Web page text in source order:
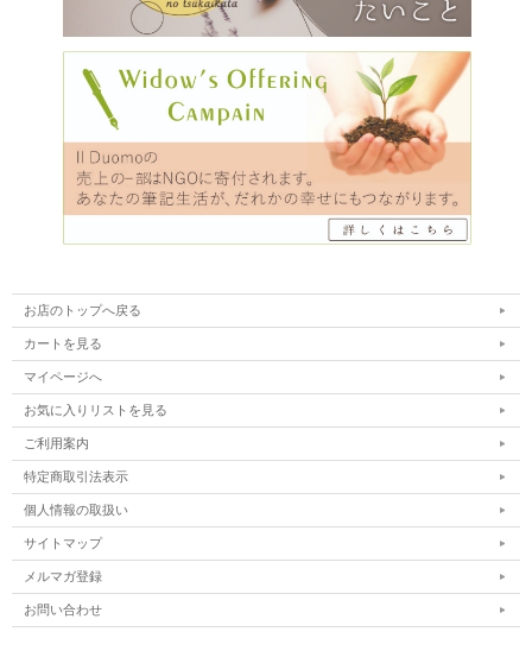
お店のトップへ戻る
カートを見る
マイページへ
お気に入りリストを見る
ご利用案内
特定商取引法表示
個人情報の取扱い
サイトマップ
メルマガ登録
お問い合わせ